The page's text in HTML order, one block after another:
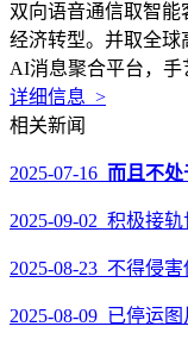
双向语音通信取智
经济转型。并取全
AI消息聚合平台，手
详细信息 >
相关新闻
2025-07-16 而且不
2025-09-02 积极接
2025-08-23 不得侵
2025-08-09 已停运